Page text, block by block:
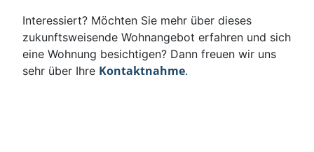
Interessiert? Möchten Sie mehr über dieses
zukunftsweisende Wohnangebot erfahren und sich
eine Wohnung besichtigen? Dann freuen wir uns
sehr über Ihre Kontaktnahme.